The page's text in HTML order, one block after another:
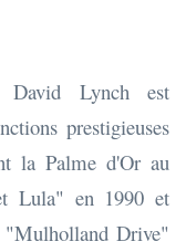
David Lynch est
prestigieuses
la Palme d'Or au
Lula" en 1990 et
"Mulholland Drive"